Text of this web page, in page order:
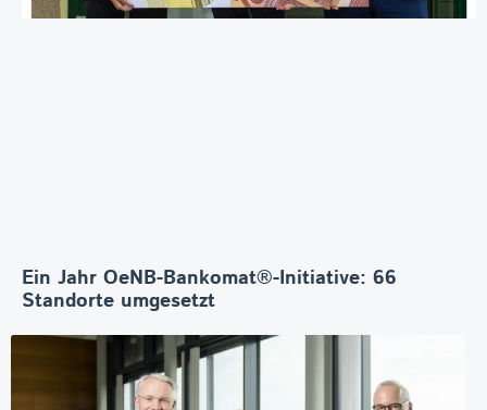
Ein Jahr OeNB-Bankomat®-Initiative: 66
Standorte umgesetzt